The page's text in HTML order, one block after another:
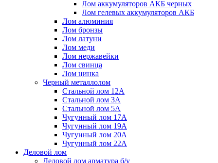
Лом аккумуляторов АКБ черных
Лом гелевых аккумуляторов АКБ
Лом алюминия
Лом бронзы
Лом латуни
Лом меди
Лом нержавейки
Лом свинца
Лом цинка
Черный металлолом
Стальной лом 12А
Стальной лом 3А
Стальной лом 5А
Чугунный лом 17А
Чугунный лом 19А
Чугунный лом 20А
Чугунный лом 22А
Деловой лом
Деловой лом арматура б/у